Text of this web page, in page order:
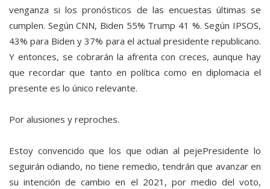
venganza si los pronósticos de las encuestas últimas se
cumplen. Según CNN, Biden 55% Trump 41 %. Según IPSOS,
43% para Biden y 37% para el actual presidente republicano.
Y entonces, se cobrarán la afrenta con creces, aunque hay
que recordar que tanto en política como en diplomacia el
presente es lo único relevante.
Por alusiones y reproches.
Estoy convencido que los que odian al pejePresidente lo
seguirán odiando, no tiene remedio, tendrán que avanzar en
su intención de cambio en el 2021, por medio del voto,